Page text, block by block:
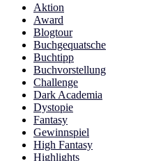
Aktion
Award
Blogtour
Buchgequatsche
Buchtipp
Buchvorstellung
Challenge
Dark Academia
Dystopie
Fantasy
Gewinnspiel
High Fantasy
Highlights